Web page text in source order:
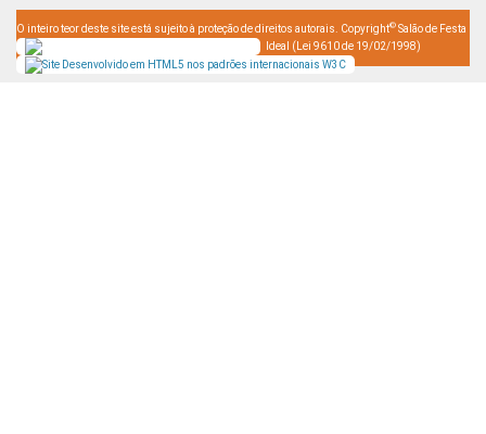
O inteiro teor deste site está sujeito à proteção de direitos autorais. Copyright© Salão de Festa
Ideal (Lei 9610 de 19/02/1998)